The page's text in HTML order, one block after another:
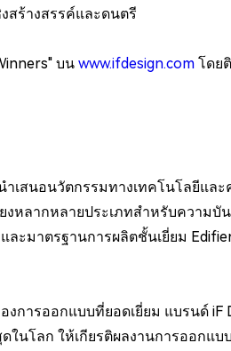
สร้างสรรค์และดนตรี
บน www.ifdesign.com โดย
เสนอนวัตกรรมทางเทคโนโลยีแ
งหลากหลายประเภทสำหรับควา
มาตรฐานการผลิตชั้นเยี่ยม
การออกแบบที่ยอดเยี่ยม แบรนด์
ดในโลก ให้เกียรติผลงานการออ